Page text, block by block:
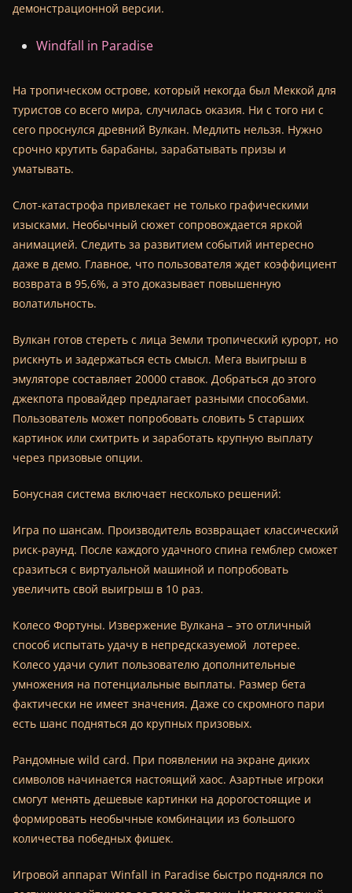
демонстрационной версии.
Windfall in Paradise
На тропическом острове, который некогда был Меккой для
туристов со всего мира, случилась оказия. Ни с того ни с
сего проснулся древний Вулкан. Медлить нельзя. Нужно
срочно крутить барабаны, зарабатывать призы и
уматывать.
Слот-катастрофа привлекает не только графическими
изысками. Необычный сюжет сопровождается яркой
анимацией. Следить за развитием событий интересно
даже в демо. Главное, что пользователя ждет коэффициент
возврата в 95,6%, а это доказывает повышенную
волатильность.
Вулкан готов стереть с лица Земли тропический курорт, но
рискнуть и задержаться есть смысл. Мега выигрыш в
эмуляторе составляет 20000 ставок. Добраться до этого
джекпота провайдер предлагает разными способами.
Пользователь может попробовать словить 5 старших
картинок или схитрить и заработать крупную выплату
через призовые опции.
Бонусная система включает несколько решений:
Игра по шансам. Производитель возвращает классический
риск-раунд. После каждого удачного спина гемблер сможет
сразиться с виртуальной машиной и попробовать
увеличить свой выигрыш в 10 раз.
Колесо Фортуны. Извержение Вулкана – это отличный
способ испытать удачу в непредсказуемой лотерее.
Колесо удачи сулит пользователю дополнительные
умножения на потенциальные выплаты. Размер бета
фактически не имеет значения. Даже со скромного пари
есть шанс подняться до крупных призовых.
Рандомные wild card. При появлении на экране диких
символов начинается настоящий хаос. Азартные игроки
смогут менять дешевые картинки на дорогостоящие и
формировать необычные комбинации из большого
количества победных фишек.
Игровой аппарат Winfall in Paradise быстро поднялся по